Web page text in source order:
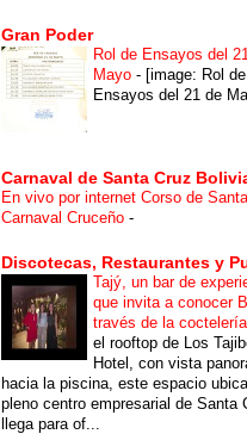
Gran Poder
Rol de Ensayos del
Mayo - [image: Rol de
Ensayos del 21 de
Carnaval de Santa Cruz
En vivo por internet Corso de
Carnaval Cruceño -
Discotecas, Restaurantes y
Tajý, un bar de
que invita a conocer
través de la
el rooftop de Los
Hotel, con vista
hacia la piscina, este espacio
pleno centro empresarial de Santa
llega para of...